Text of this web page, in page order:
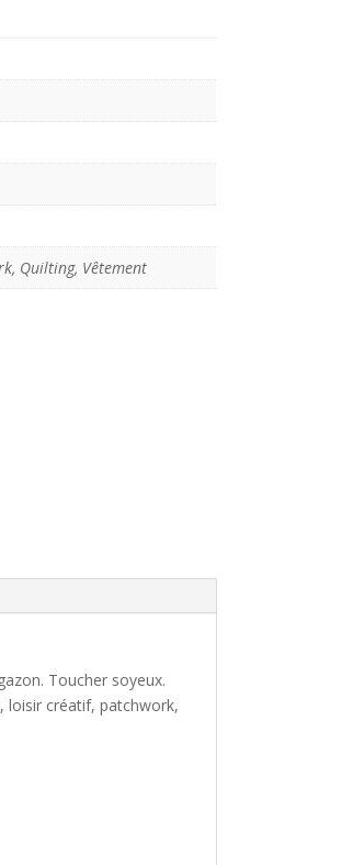
Quilting, Vêtement
Toucher soyeux.
loisir créatif, patchwork,